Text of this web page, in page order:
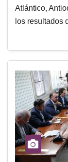
Atlántico,
los resultados